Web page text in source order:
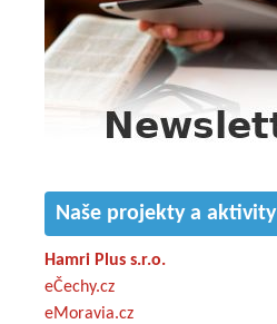
Naše projekty a aktivity
Hamri Plus s.r.o.
eČechy.cz
eMoravia.cz